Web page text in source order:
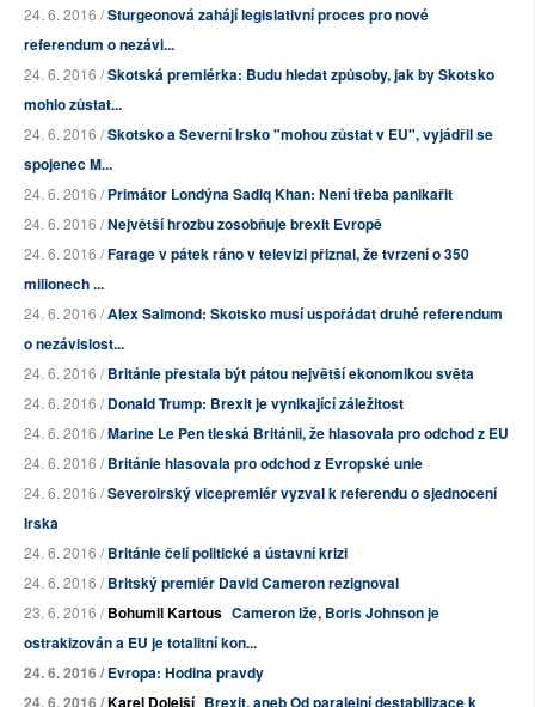
24. 6. 2016 /Sturgeonová zahájí legislativní proces pro nové
referendum o nezávi...
24. 6. 2016 /Skotská premiérka: Budu hledat způsoby, jak by Skotsko
mohlo zůstat...
24. 6. 2016 /Skotsko a Severní Irsko "mohou zůstat v EU", vyjádřil se
spojenec M...
24. 6. 2016 /Primátor Londýna Sadiq Khan: Není třeba panikařit
24. 6. 2016 /Největší hrozbu zosobňuje brexit Evropě
24. 6. 2016 /Farage v pátek ráno v televizi přiznal, že tvrzení o 350
milionech ...
24. 6. 2016 /Alex Salmond: Skotsko musí uspořádat druhé referendum
o nezávislost...
24. 6. 2016 /Británie přestala být pátou největší ekonomikou světa
24. 6. 2016 /Donald Trump: Brexit je vynikající záležitost
24. 6. 2016 /Marine Le Pen tleská Británii, že hlasovala pro odchod z EU
24. 6. 2016 /Británie hlasovala pro odchod z Evropské unie
24. 6. 2016 /Severoirský vicepremiér vyzval k referendu o sjednocení
Irska
24. 6. 2016 /Británie čelí politické a ústavní krizi
24. 6. 2016 /Britský premiér David Cameron rezignoval
23. 6. 2016 /Bohumil Kartous Cameron lže, Boris Johnson je
ostrakizován a EU jetotalitní kon...
24. 6. 2016 /Evropa: Hodina pravdy
24. 6. 2016 /Karel Dolejší Brexit, aneb Od paralelní destabilizace k